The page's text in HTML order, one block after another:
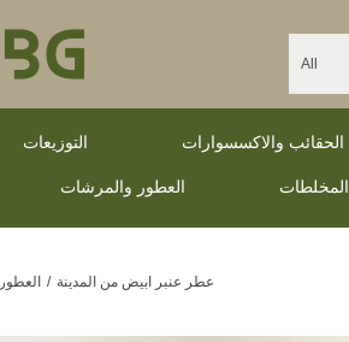
التوزيعات الحقائب والاكسسوارات
العطور والمرشات المخلطات
/ عطر عنبر ابيض من المدينة